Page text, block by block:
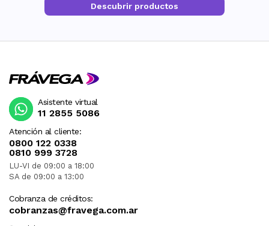
Descubrir productos
Atención al cliente:
0800 122 0338
0810 999 3728
LU-VI de 09:00 a 18:00
SA de 09:00 a 13:00
Cobranza de créditos:
cobranzas@fravega.com.ar
Asistente virtual
11 2855 5086